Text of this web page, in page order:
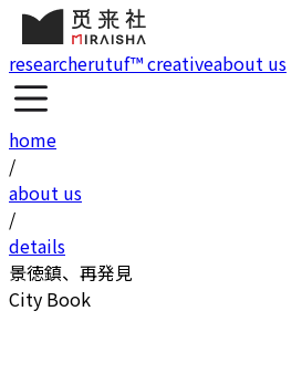
researcherutuf™ creativeabout us
home
/
about us
/
details
景徳鎮、再発見
City Book